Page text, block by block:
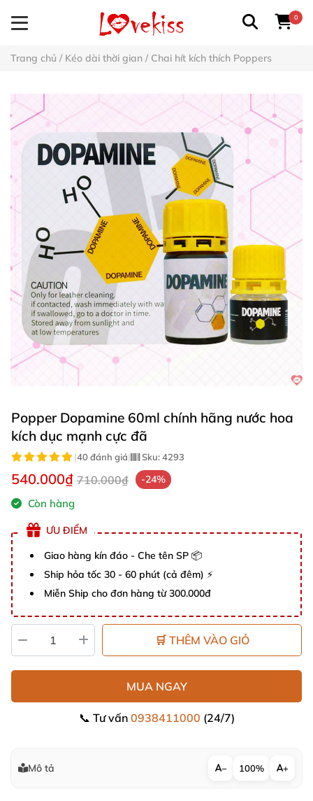
0
Trang chủ / Kéo dài thời gian / Chai hít kích thích Poppers
Popper Dopamine 60ml chính hãng nước hoa
kích dục mạnh cực đã
|40 đánh giá| Sku:4293
540.000₫ 710.000₫ -24%
Còn hàng
ƯU ĐIỂM
Giao hàng kín đáo - Che tên SP 📦
Ship hỏa tốc 30 - 60 phút (cả đêm) ⚡
Miễn Ship cho đơn hàng từ 300.000đ
🛒 THÊM VÀO GIỎ
MUA NGAY
📞 Tư vấn 0938411000 (24/7)
Mô tả − 100% +